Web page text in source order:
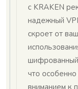
с KRAKEN
надежный
скроет от
что